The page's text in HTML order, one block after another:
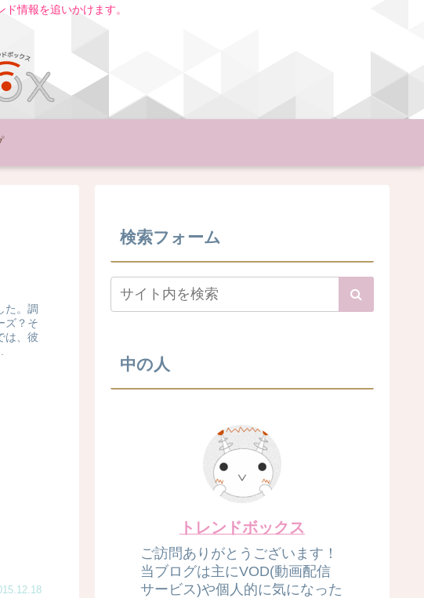
情報を追いかけます。
た。調
ズ？そ
は、彼
検索フォーム
中の人
トレンドボックス
ご訪問ありがとうございます！
当ブログは主にVOD(動画配信
サービス)や個人的に気になった